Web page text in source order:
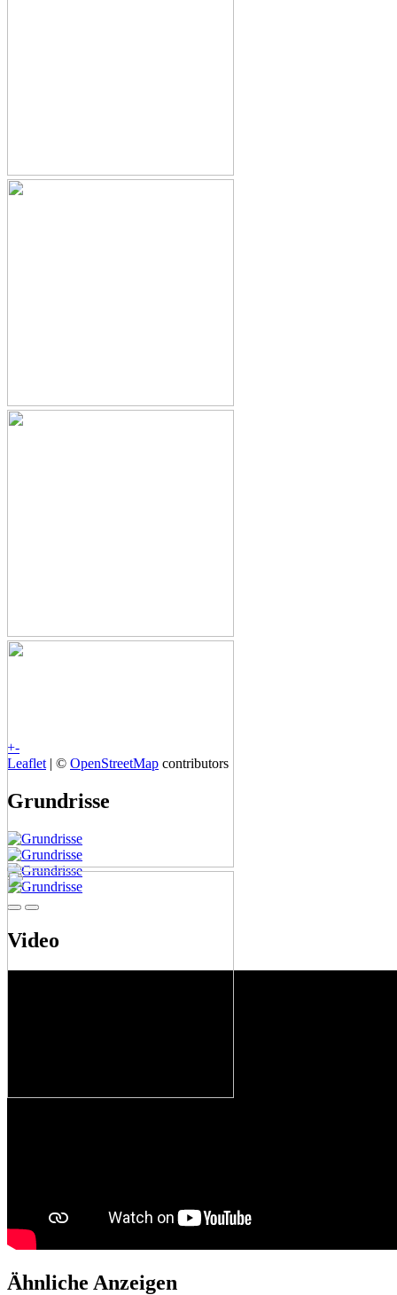
+-
Leaflet | © OpenStreetMap contributors
Grundrisse
Video
Ähnliche Anzeigen